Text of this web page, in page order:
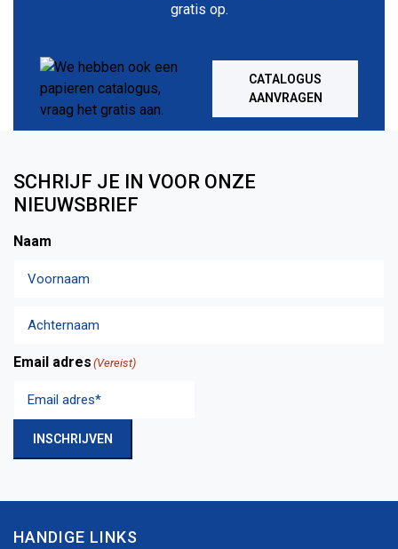
gratis op.
CATALOGUS
AANVRAGEN
SCHRIJF JE IN VOOR ONZE
NIEUWSBRIEF
Naam
Achternaam
Email adres (Vereist)
INSCHRIJVEN
HANDIGE LINKS